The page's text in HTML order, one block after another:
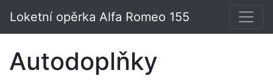
Loketní opěrka Alfa Romeo 155
Autodoplňky